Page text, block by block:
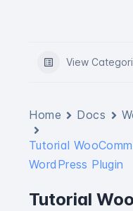
View
Home Docs
Tutorial
WordPress Plugin
Tutorial